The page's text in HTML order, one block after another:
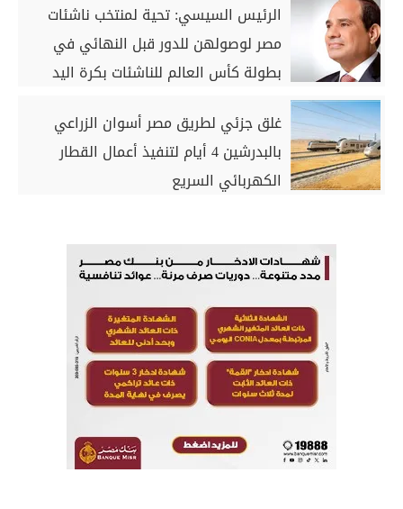
الرئيس السيسي: تحية لمنتخب ناشئات
مصر لوصولهن للدور قبل النهائي في
بطولة كأس العالم للناشئات بكرة اليد
غلق جزئي لطريق مصر أسوان الزراعي
بالبدرشين 4 أيام لتنفيذ أعمال القطار
الكهربائي السريع